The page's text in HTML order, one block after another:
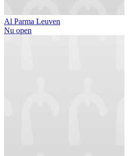
Al Parma Leuven
Nu open